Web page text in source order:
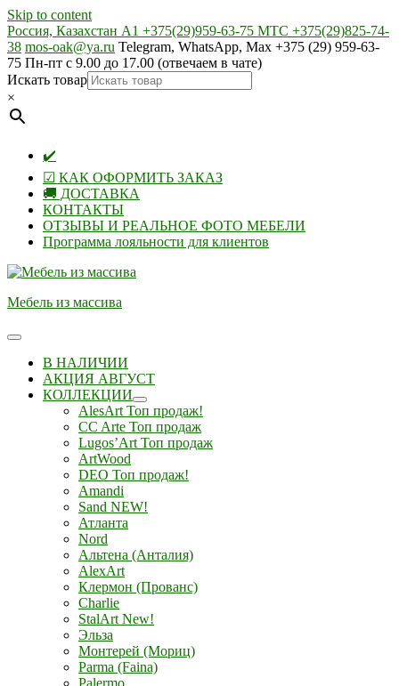
Skip to content
Россия, Казахстан А1 +375(29)959-63-75 МТС +375(29)825-74-
38 mos-oak@ya.ru Telegram, WhatsApp, Max +375 (29) 959-63-
75 Пн-пт с 9.00 до 17.00 (отвечаем в чате)
Искать товар
×
✔️
☑ КАК ОФОРМИТЬ ЗАКАЗ
🚚 ДОСТАВКА
КОНТАКТЫ
ОТЗЫВЫ И РЕАЛЬНОЕ ФОТО МЕБЕЛИ
Программа лояльности для клиентов
Мебель из массива
В НАЛИЧИИ
АКЦИЯ АВГУСТ
КОЛЛЕКЦИИ
AlesArt Топ продаж!
CC Arte Топ продаж
Lugos’Art Топ продаж
ArtWood
DEO Топ продаж!
Amandi
Sand NEW!
Атланта
Nord
Альтена (Анталия)
AlexArt
Клермон (Прованс)
Charlie
StalArt New!
Эльза
Монтерей (Мориц)
Parma (Faina)
Palermo